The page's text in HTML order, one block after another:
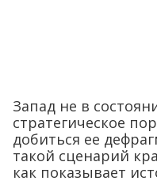
Запад не в
стратегическое
добиться ее
такой сценарий
как показывает